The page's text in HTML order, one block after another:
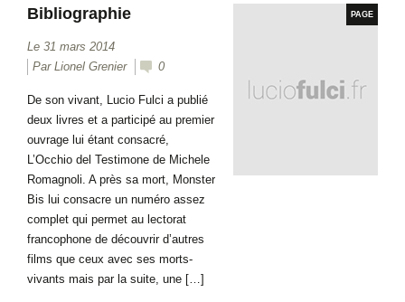
PAGE
Bibliographie
Le 31 mars 2014
Par Lionel Grenier 0
De son vivant, Lucio Fulci a publié
deux livres et a participé au premier
ouvrage lui étant consacré,
L’Occhio del Testimone de Michele
Romagnoli. A près sa mort, Monster
Bis lui consacre un numéro assez
complet qui permet au lectorat
francophone de découvrir d’autres
films que ceux avec ses morts-
vivants mais par la suite, une […]